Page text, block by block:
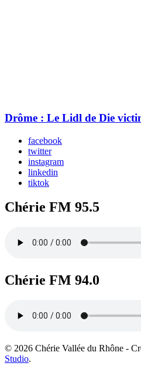
Drôme : Le Lidl de Die
facebook
twitter
instagram
linkedin
tiktok
Chérie FM 95.5
Chérie FM 94.0
© 2026 Chérie Vallée du Rhône -
Studio.